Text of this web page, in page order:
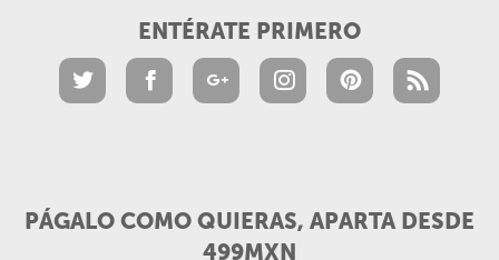
ENTÉRATE PRIMERO
PÁGALO COMO QUIERAS, APARTA DESDE
499MXN